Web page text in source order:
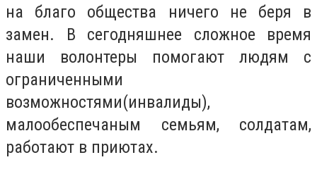
на благо общества ничего не беря в
замен. В сегодняшнее сложное время
наши волонтеры помогают людям с
ограниченными
возможностями(инвалиды),
малообеспечаным семьям, солдатам,
работают в приютах.